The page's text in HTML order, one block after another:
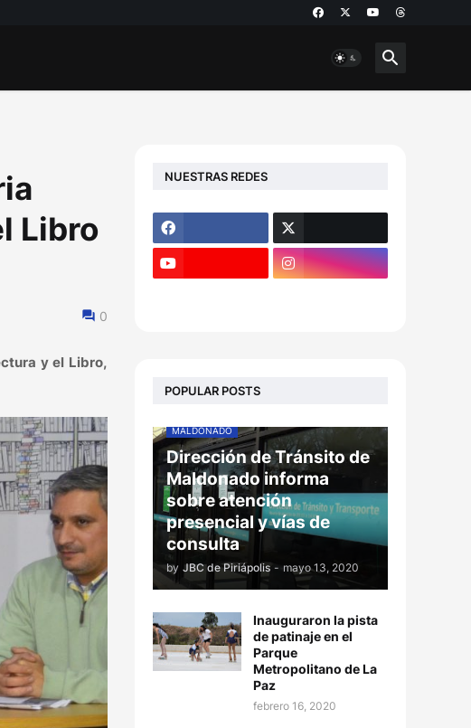
Libro
0
y el Libro,
NUESTRAS REDES
POPULAR POSTS
MALDONADO
Dirección de Tránsito de
Maldonado informa
sobre atención
presencial y vías de
consulta
by JBC de Piriápolis - mayo 13, 2020
Inauguraron la pista
de patinaje en el
Parque
Metropolitano de La
Paz
febrero 16, 2020